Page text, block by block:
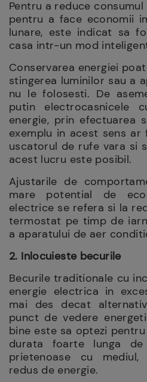
Pentru a reduce
pentru a face economii
lunare, este indicat sa
casa intr-un mod
Conservarea energiei
stingerea luminilor sau a
nu le folosesti. De
putin electrocasnicele
energie, prin efectuarea
exemplu in acest sens
uscatorul de rufe vara si
acest lucru este posibil.
Ajustarile de
mare potential de
electrice se refera si la
termostat pe timp de
a aparatului de aer
2. Inlocuieste becurile
Becurile traditionale cu
energie electrica in
mai des decat
punct de vedere
bine este sa optezi
durata foarte lunga
prietenoase cu mediul,
redus de energie.